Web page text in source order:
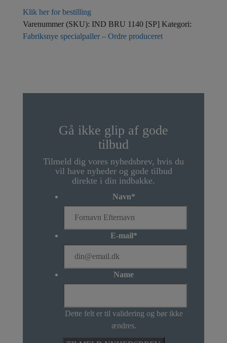
Klik her for bestilling
Varenummer (SKU): IND BRU 1140 [SP] Kategori:
Fabriksnye specialpaller – Ordre produceret
Gå ikke glip af gode
tilbud
Tilmeld dig vores nyhedsbrev, hvis du
vil have nyheder og gode tilbud
direkte i din indbakke.
Navn*
E-mail*
Name
Dette felt er til validering og bør ikke
ændres.